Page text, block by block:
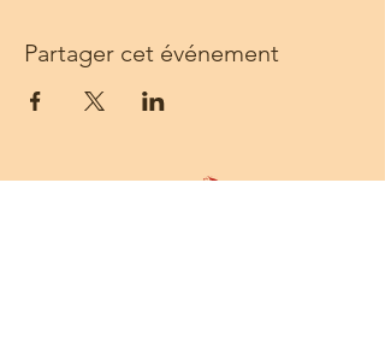
Partager cet événement